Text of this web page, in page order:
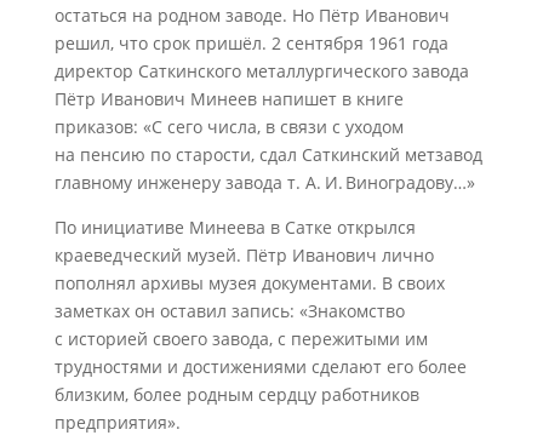
остаться на родном заводе. Но Пётр Иванович
решил, что срок пришёл. 2 сентября 1961 года
директор Саткинского металлургического завода
Пётр Иванович Минеев напишет в книге
приказов: «С сего числа, в связи с уходом
на пенсию по старости, сдал Саткинский метзавод
главному инженеру завода т. А. И. Виноградову…»
По инициативе Минеева в Сатке открылся
краеведческий музей. Пётр Иванович лично
пополнял архивы музея документами. В своих
заметках он оставил запись: «Знакомство
с историей своего завода, с пережитыми им
трудностями и достижениями сделают его более
близким, более родным сердцу работников
предприятия».